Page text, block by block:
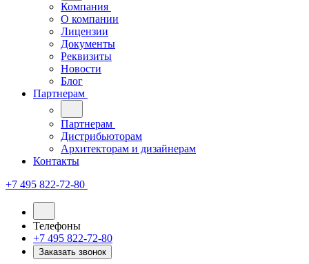
Компания
О компании
Лицензии
Документы
Реквизиты
Новости
Блог
Партнерам
Партнерам
Дистрибьюторам
Архитекторам и дизайнерам
Контакты
+7 495 822-72-80
Телефоны
+7 495 822-72-80
Заказать звонок